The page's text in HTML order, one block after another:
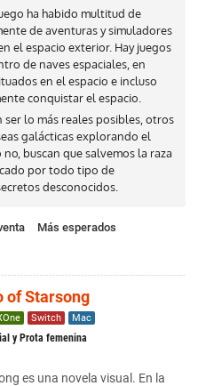
ha habido multitud de
de aventuras y simuladores
el espacio exterior. Hay juegos
de naves espaciales, en
en el espacio e incluso
conquistar el espacio.
ser lo más reales posibles, otros
galácticas explorando el
buscan que salvemos la raza
por todo tipo de
desconocidos.
Más esperados
of Starsong
Switch Mac
y Prota femenina
es una novela visual. En la